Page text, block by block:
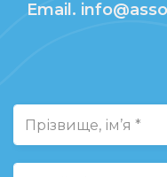
Email.